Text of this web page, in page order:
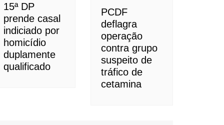
15ª DP
prende casal
indiciado por
homicídio
duplamente
qualificado
PCDF
deflagra
operação
contra grupo
suspeito de
tráfico de
cetamina